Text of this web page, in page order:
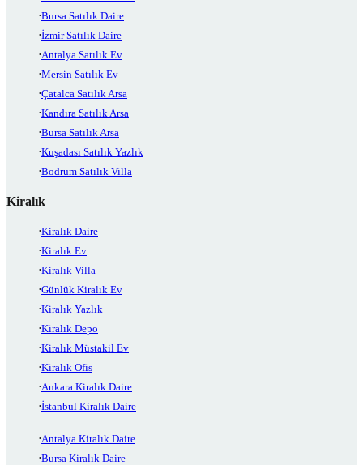
Bursa Satılık Daire
İzmir Satılık Daire
Antalya Satılık Ev
Mersin Satılık Ev
Çatalca Satılık Arsa
Kandıra Satılık Arsa
Bursa Satılık Arsa
Kuşadası Satılık Yazlık
Bodrum Satılık Villa
Kiralık
Kiralık Daire
Kiralık Ev
Kiralık Villa
Günlük Kiralık Ev
Kiralık Yazlık
Kiralık Depo
Kiralık Müstakil Ev
Kiralık Ofis
Ankara Kiralık Daire
İstanbul Kiralık Daire
Antalya Kiralık Daire
Bursa Kiralık Daire